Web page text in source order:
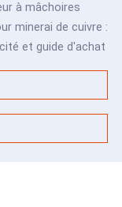
à mâchoires
minerai de cuivre :
et guide d'achat